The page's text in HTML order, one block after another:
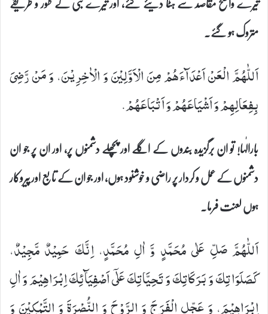
متروک ہو گئے۔
اَللّٰهُمَّ الْعَنْ اَعْدَآءَهُمْ مِنَ الْاَوَّلِیْنَ وَ الْاٰخِرِیْنَ، وَ مَنْ رَّضِیَ
بِفِعَالِهِمْ وَ اَشْیَاعَهُمْ وَ اَتْبَاعَهُمْ.
بارالٰہا! تو ان برگزیدہ بندوں کے اگلے اور پچھلے دشمنوں پر، اور ان پر جو ان
دشمنوں کے عمل و کردار پر راضی و خوشنود ہوں، اور جو ان کے تابع اور پیروکار
ہوں لعنت فرما۔
اَللّٰهُمَّ صَلِّ عَلٰى مُحَمَّدٍ وَّ اٰلِ مُحَمَّدٍ، اِنَّكَ حَمِیْدٌ مَّجِیْدٌ،
كَصَلَوَاتِكَ وَ بَرَكَاتِكَ وَ تَحِیَّاتِكَ عَلٰۤى اَصْفِیَآئِكَ اِبْرَاهِیْمَ وَ اٰلِ
اِبْرَاهِیْمَ، وَ عَجِّلِ الْفَرَجَ وَ الرَّوْحَ وَ النُّصْرَةَ وَ التَّمْكِیْنَ وَ